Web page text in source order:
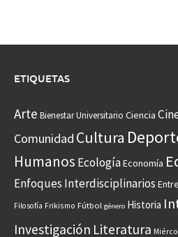
ETIQUETAS
Arte Bienestar Universitario Ciencia
Comunidad Cultura
Humanos EcologíaEconomía
Enfoques Interdisciplinarios
Filosofía Frikismo Fútbol género Historia
Investigación Literatura